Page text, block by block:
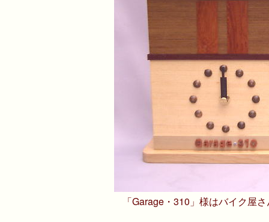
「Garage・310」様はバイク屋